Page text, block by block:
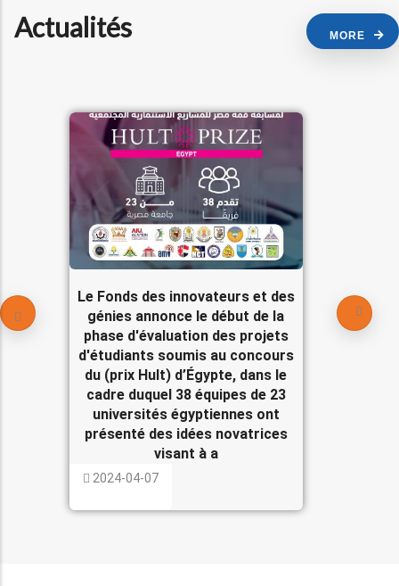
Actualités MORE
Le Fonds des innovateurs et des
génies annonce le début de la
phase d'évaluation des projets
d'étudiants soumis au concours
du (prix Hult) d’Égypte, dans le
cadre duquel 38 équipes de 23
universités égyptiennes ont
présenté des idées novatrices
visant à a
2024-04-07